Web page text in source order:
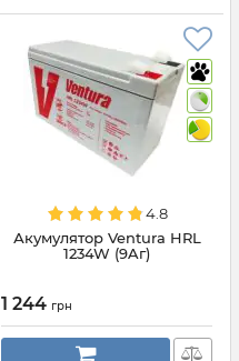
4.8
Акумулятор Ventura HRL
1234W (9Aг)
1 244 грн